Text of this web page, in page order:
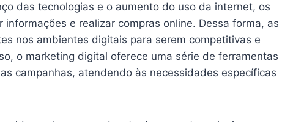
das tecnologias e o aumento do uso da internet, os
e realizar compras online. Dessa forma, as
nos ambientes digitais para serem competitivas e
o marketing digital oferece uma série de ferramentas
campanhas, atendendo às necessidades específicas